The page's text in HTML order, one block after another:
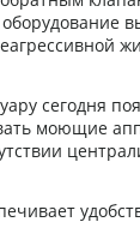
сегодня
моющие